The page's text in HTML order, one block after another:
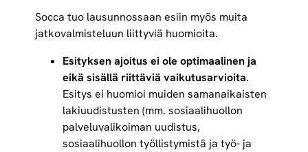
Socca tuo lausunnossaan esiin myös muita
jatkovalmisteluun liittyviä huomioita.
Esityksen ajoitus ei ole optimaalinen ja
eikä sisällä riittäviä vaikutusarvioita.
Esitys ei huomioi muiden samanaikaisten
lakiuudistusten (mm. sosiaalihuollon
palveluvalikoiman uudistus,
sosiaalihuollon työllistymistä ja työ- ja